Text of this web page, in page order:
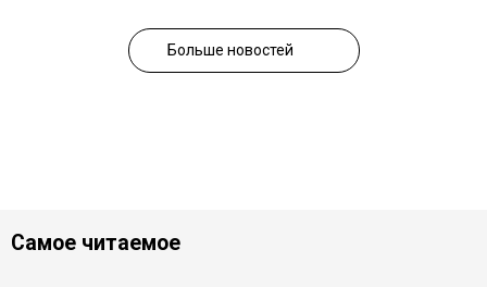
Больше новостей
Самое читаемое